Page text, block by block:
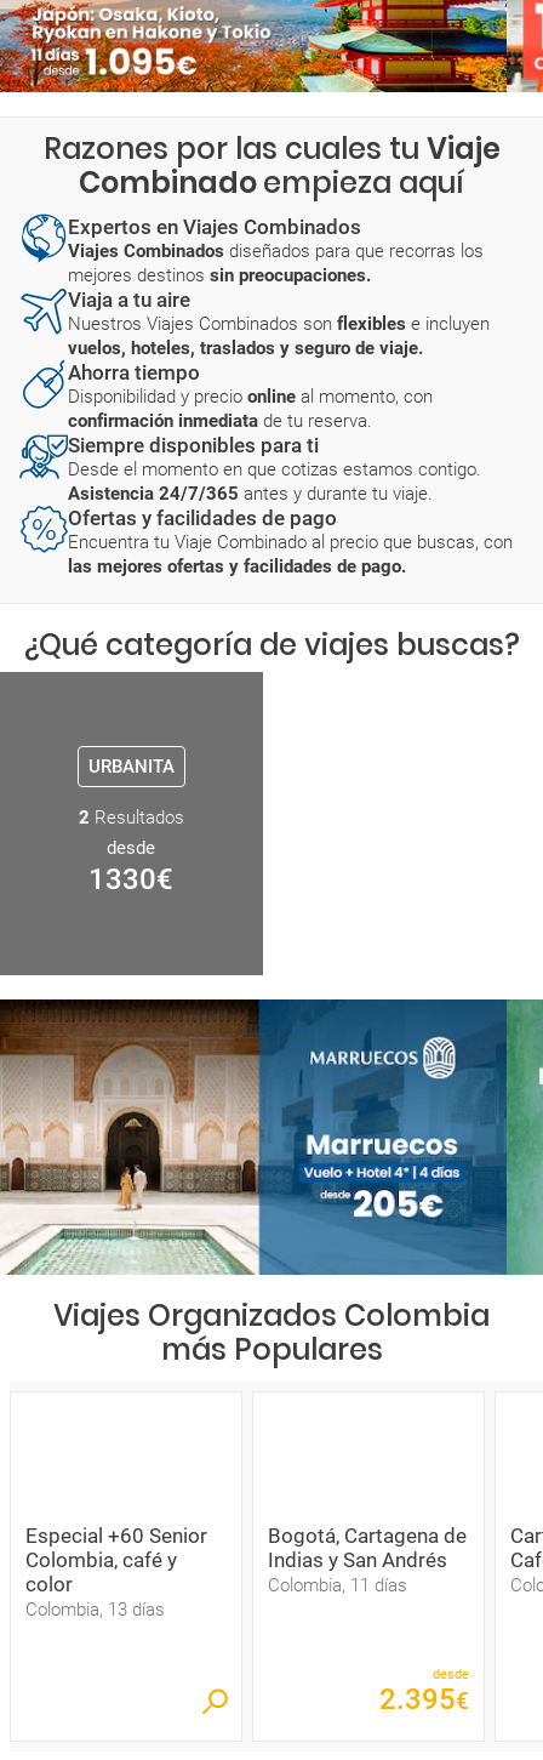
Razones por las cuales tu Viaje
Combinadoempieza aquí
Expertos en Viajes Combinados
Viajes Combinados diseñados para que recorras los
mejores destinos sin preocupaciones.
Viaja a tu aire
Nuestros Viajes Combinados son flexibles e incluyen
vuelos, hoteles, traslados y seguro de viaje.
Ahorra tiempo
Disponibilidad y precio online al momento, con
confirmación inmediata de tu reserva.
Siempre disponibles para ti
Desde el momento en que cotizas estamos contigo.
Asistencia 24/7/365 antes y durante tu viaje.
Ofertas y facilidades de pago
Encuentra tu Viaje Combinado al precio que buscas, con
las mejores ofertas y facilidades de pago.
¿Qué categoría de viajes buscas?
URBANITA
2 Resultados
desde
1330€
Viajes Organizados Colombia
más Populares
Especial +60 Senior
Colombia, café y
color
Colombia, 13 días
Bogotá, Cartagena de
Indias y San Andrés
Colombia, 11 días
desde
2.395€